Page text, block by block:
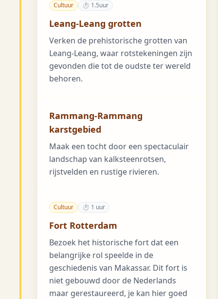
Cultuur ⏱ 1.5uur
Leang-Leang grotten
Verken de prehistorische grotten van
Leang-Leang, waar rotstekeningen zijn
gevonden die tot de oudste ter wereld
behoren.
Rammang-Rammang
karstgebied
Maak een tocht door een spectaculair
landschap van kalksteenrotsen,
rijstvelden en rustige rivieren.
Cultuur ⏱ 1 uur
Fort Rotterdam
Bezoek het historische fort dat een
belangrijke rol speelde in de
geschiedenis van Makassar. Dit fort is
niet gebouwd door de Nederlands
maar gerestaureerd, je kan hier goed